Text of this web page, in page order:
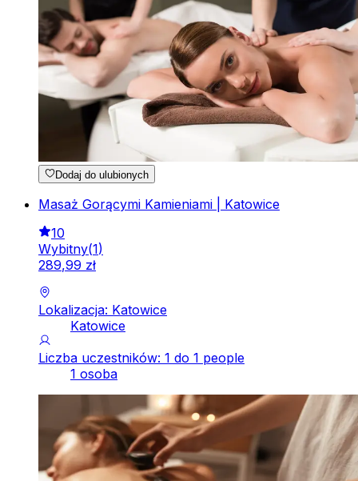
Dodaj do ulubionych
Masaż Gorącymi Kamieniami | Katowice
10
Wybitny(1)
289,99 zł
Lokalizacja: Katowice
Katowice
Liczba uczestników: 1 do 1 people
1 osoba